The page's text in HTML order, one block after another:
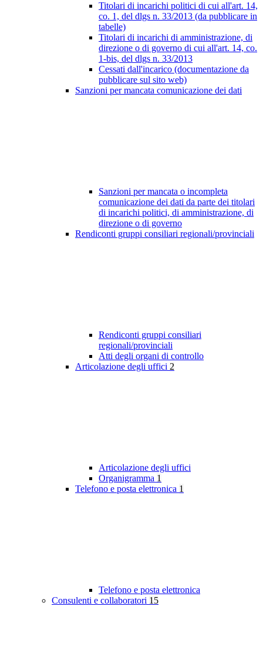
Titolari di incarichi politici di cui all'art. 14,
co. 1, del dlgs n. 33/2013 (da pubblicare in
tabelle)
Titolari di incarichi di amministrazione, di
direzione o di governo di cui all'art. 14, co.
1-bis, del dlgs n. 33/2013
Cessati dall'incarico (documentazione da
pubblicare sul sito web)
Sanzioni per mancata comunicazione dei dati
Sanzioni per mancata o incompleta
comunicazione dei dati da parte dei titolari
di incarichi politici, di amministrazione, di
direzione o di governo
Rendiconti gruppi consiliari regionali/provinciali
Rendiconti gruppi consiliari
regionali/provinciali
Atti degli organi di controllo
Articolazione degli uffici 2
Articolazione degli uffici
Organigramma 1
Telefono e posta elettronica 1
Telefono e posta elettronica
Consulenti e collaboratori 15